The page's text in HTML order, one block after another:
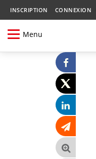
INSCRIPTION CONNEXION
Menu